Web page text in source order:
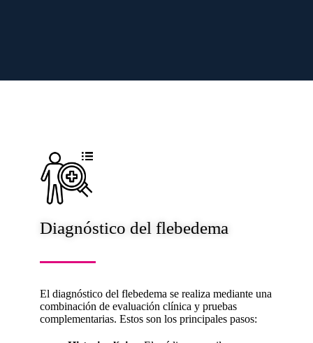
Diagnóstico del flebedema
El diagnóstico del flebedema se realiza mediante una
combinación de evaluación clínica y pruebas
complementarias. Estos son los principales pasos: